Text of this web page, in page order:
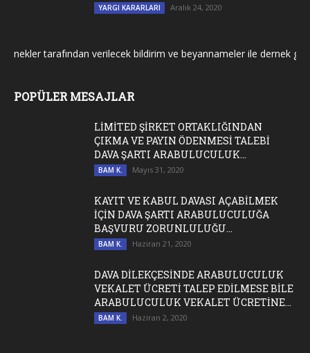
YARGI KARARLARI Aralık 24, 2020
tarafından verilecek bildirim ve beyannameler ile dernek genel
POPÜLER MESAJLAR
LİMİTED ŞİRKET ORTAKLIĞINDAN
ÇIKMA VE PAYIN ÖDENMESİ TALEBİ
DAVA ŞARTI ARABULUCULUK...
BAM K. Mayıs 31, 2020
KAYIT VE KABUL DAVASI AÇABİLMEK
İÇİN DAVA ŞARTI ARABULUCULUĞA
BAŞVURU ZORUNLULUĞU...
BAM K. Haziran 21, 2020
DAVA DİLEKÇESİNDE ARABULUCULUK
VEKALET ÜCRETİ TALEP EDİLMESE BİLE
ARABULUCULUK VEKALET ÜCRETİNE...
BAM K. Haziran 2, 2020